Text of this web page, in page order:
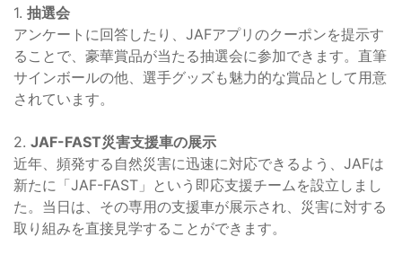
1. 抽選会
アンケートに回答したり、JAFアプリのクーポンを提示す
ることで、豪華賞品が当たる抽選会に参加できます。直筆
サインボールの他、選手グッズも魅力的な賞品として用意
されています。
2. JAF-FAST災害支援車の展示
近年、頻発する自然災害に迅速に対応できるよう、JAFは
新たに「JAF-FAST」という即応支援チームを設立しまし
た。当日は、その専用の支援車が展示され、災害に対する
取り組みを直接見学することができます。